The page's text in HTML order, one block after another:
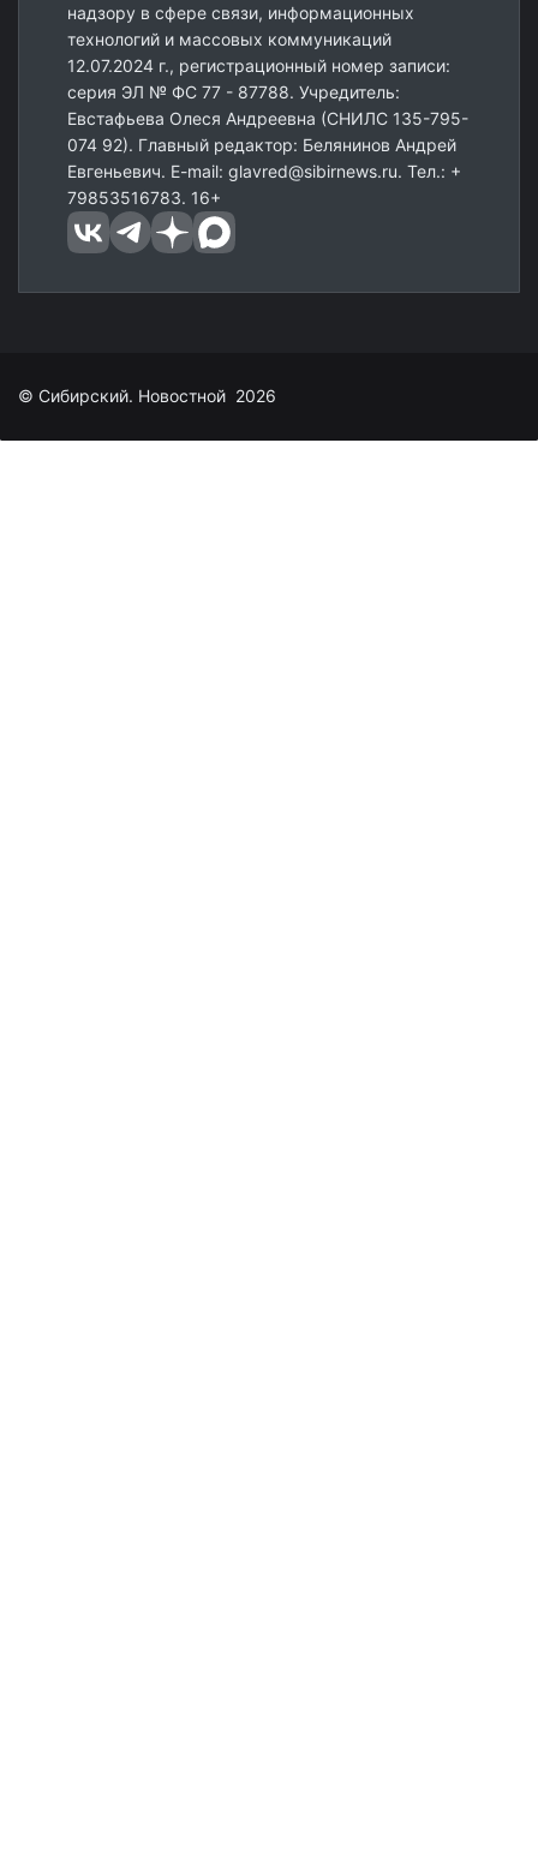
надзору в сфере связи, информационных
технологий и массовых коммуникаций
12.07.2024 г., регистрационный номер записи:
серия ЭЛ № ФС 77 - 87788. Учредитель:
Евстафьева Олеся Андреевна (СНИЛС 135-795-
074 92). Главный редактор: Белянинов Андрей
Евгеньевич. E-mail: glavred@sibirnews.ru. Тел.: +
79853516783. 16+
© Сибирский. Новостной 2026